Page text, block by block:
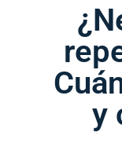
y